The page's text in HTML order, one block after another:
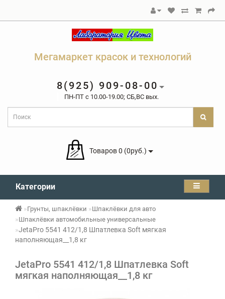
Мегамаркет красок и технологий
8(925) 909-08-00
ПН-ПТ c 10.00-19.00; СБ,ВС вых.
Товаров 0 (0руб.)
Категории
Грунты, шпаклёвки
Шпаклёвки для авто
Шпаклёвки автомобильные универсальные
JetaPro 5541 412/1,8 Шпатлевка Soft мягкая
наполняющая__1,8 кг
JetaPro 5541 412/1,8 Шпатлевка Soft
мягкая наполняющая__1,8 кг